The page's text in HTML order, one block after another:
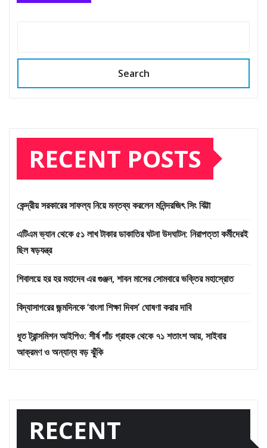
Search
RECENT POSTS
কেন্দ্রীয় সরকারের সাফল্য নিয়ে মন্তব্য করলেন মনিন্দরজিৎ সিং বিট্টা
এটিএম ভ্যান থেকে ৫১ লাখ টাকার ডাকাতির ঘটনা উদঘাটন: নিরাপত্তা কর্মীদেরই
ছিল ষড়যন্ত্র
শিবালয়ে হর হর মহাদেব এর গুঞ্জন, শাবন মাসের সোমবারে ভক্তির মহাস্রোত
বিদ্যাসাগরের জন্মদিনকে ‘বাংলা শিক্ষা দিবস’ ঘোষণা করার দাবি
ধূত ট্রান্সমিশন আইপিও: শীর্ষ পাঁচ গ্রাহক থেকে ৭১ শতাংশ আয়, সাইবার
আক্রমণ ও অন্যান্য বড় ঝুঁকি
RECENT